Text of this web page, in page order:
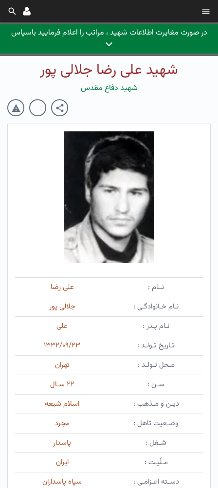
در صورت مغایرت اطلاعات شهید ، مراتب را اعلام فرمایید باسپاس
شهید علی رضا جلالی پور
شهید دفاع مقدس
نــام :
علی رضا
نـام خـانوادگـی :
جلالی پور
نـام پـدر :
علی
تـاریخ تـولـد :
۱۳۳۲/۰۹/۲۳
مـحل تـولـد :
تهران
سـن :
۲۲ سـال
دیـن و مـذهب :
اسلام شیعه
وضـعیت تاهل :
مجرد
شـغل :
پاسدار
مـلّیـت :
ایران
دسـته اعـزامـی :
سپاه پاسداران